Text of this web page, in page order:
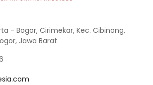
- Bogor, Cirimekar, Kec. Cibinong,
Jawa Barat